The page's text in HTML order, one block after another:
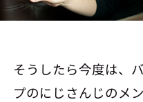
そうしたら今度は、
プのにじさんじのメ